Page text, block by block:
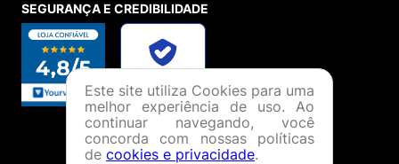
SEGURANÇA E CREDIBILIDADE
Este site utiliza Cookies para uma
melhor experiência de uso. Ao
continuar navegando, você
concorda com nossas políticas
de cookies e privacidade.